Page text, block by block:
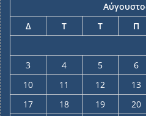
Δ
Τ Τ Π
3
4 5 6
10
11 12 13
17
18 19 20